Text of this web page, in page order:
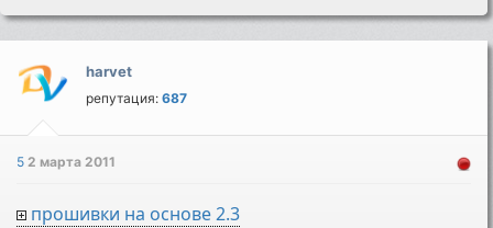
harvet
репутация:687
52 марта 2011
прошивки на основе 2.3